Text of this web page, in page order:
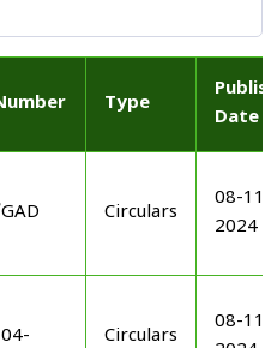
Type
Date
Circulars
08-11-
2024
Circulars
08-11-